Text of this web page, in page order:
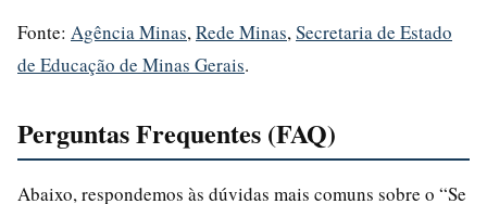
Fonte: Agência Minas, Rede Minas, Secretaria de Estado
de Educação de Minas Gerais.
Perguntas Frequentes (FAQ)
Abaixo, respondemos às dúvidas mais comuns sobre o “Se